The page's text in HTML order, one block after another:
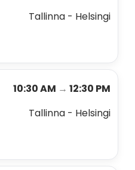
Tallinna - Helsingi
10:30 AM → 12:30 PM
Tallinna - Helsingi